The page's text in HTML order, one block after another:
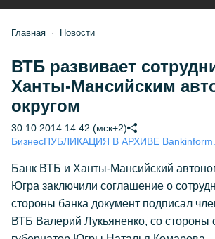
Главная Новости
ВТБ развивает
Ханты-Мансийским
округом
30.10.2014 14:42 (мск+2)
БизнесПУБЛИКАЦИЯ В АРХИВЕ
Банк ВТБ и Ханты-Мансийский
Югра заключили соглашение о
стороны банка документ подписал
ВТБ Валерий Лукьяненко, со стороны